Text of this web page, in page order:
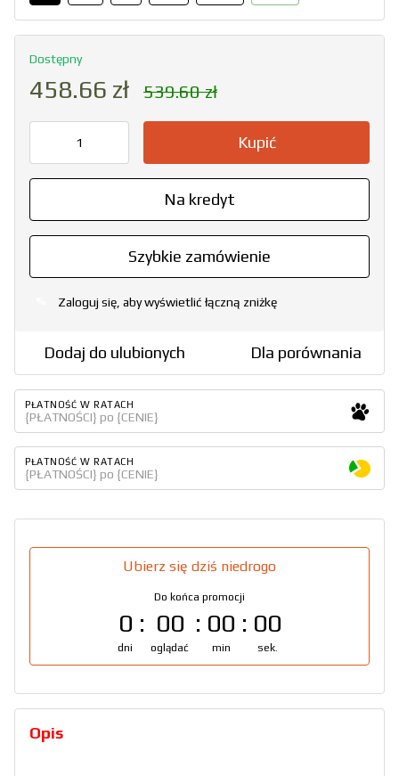
Dostępny
458.66 zł 539.60 zł
Kupić
Na kredyt
Szybkie zamówienie
Zaloguj się, aby wyświetlić łączną zniżkę
Dodaj do ulubionych Dla porównania
PŁATNOŚĆ W RATACH
{PŁATNOŚCI} po {CENIE}
PŁATNOŚĆ W RATACH
{PŁATNOŚCI} po {CENIE}
Ubierz się dziś niedrogo
Do końca promocji
0
dni
00
oglądać
00
min
00
sek.
Opis